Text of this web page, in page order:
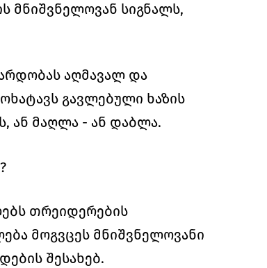
მნიშვნელოვან სიგნალს,
აღმავალ და
გავლებული ხაზის
ან მაღლა - ან დაბლა.
თრეიდერების
მოგვცეს მნიშვნელოვანი
შესახებ.